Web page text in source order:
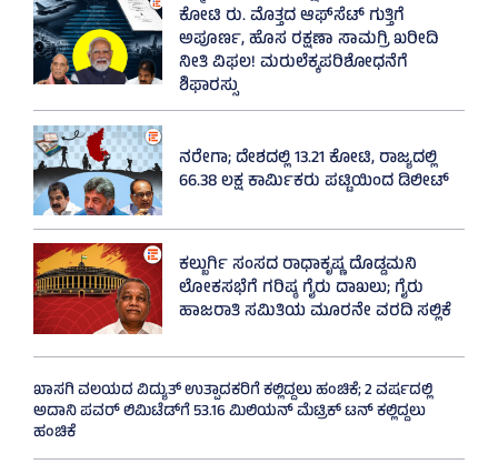
ಕೋಟಿ ರು. ಮೊತ್ತದ ಆಫ್‌ಸೆಟ್ ಗುತ್ತಿಗೆ
ಅಪೂರ್ಣ, ಹೊಸ ರಕ್ಷಣಾ ಸಾಮಗ್ರಿ ಖರೀದಿ
ನೀತಿ ವಿಫಲ! ಮರುಲೆಕ್ಕಪರಿಶೋಧನೆಗೆ
ಶಿಫಾರಸ್ಸು
ನರೇಗಾ; ದೇಶದಲ್ಲಿ 13.21 ಕೋಟಿ, ರಾಜ್ಯದಲ್ಲಿ
66.38 ಲಕ್ಷ ಕಾರ್ಮಿಕರು ಪಟ್ಟಿಯಿಂದ ಡಿಲೀಟ್
ಕಲ್ಬುರ್ಗಿ ಸಂಸದ ರಾಧಾಕೃಷ್ಣ ದೊಡ್ಡಮನಿ
ಲೋಕಸಭೆಗೆ ಗರಿಷ್ಠ ಗೈರು ದಾಖಲು; ಗೈರು
ಹಾಜರಾತಿ ಸಮಿತಿಯ ಮೂರನೇ ವರದಿ ಸಲ್ಲಿಕೆ
ಖಾಸಗಿ ವಲಯದ ವಿದ್ಯುತ್ ಉತ್ಪಾದಕರಿಗೆ ಕಲ್ಲಿದ್ದಲು ಹಂಚಿಕೆ; 2 ವರ್ಷದಲ್ಲಿ
ಅದಾನಿ ಪವರ್ ಲಿಮಿಟೆಡ್‌ಗೆ 53.16 ಮಿಲಿಯನ್ ಮೆಟ್ರಿಕ್ ಟನ್ ಕಲ್ಲಿದ್ದಲು
ಹಂಚಿಕೆ